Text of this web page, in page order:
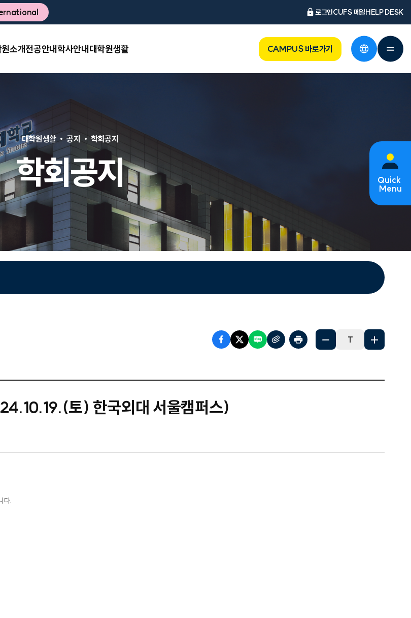
로그인CUFS 메일HELP DESK
CAMPUS 바로가기
소개전공안내학사안내대학원생활
학회공지
대학원생활 공지 학회공지
T
토) 한국외대 서울캠퍼스)
다.
Quick
Menu